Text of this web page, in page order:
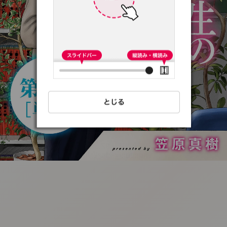
:692.15.692.35:t-
vnqp.lunrzsdszk.vn.oi